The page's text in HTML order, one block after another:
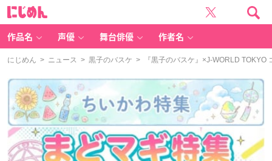
作品名 声優 舞台俳優 作者名
にじめん > ニュース > 黒子のバスケ > 『黒子のバスケ』×J-WORLD TOKYO